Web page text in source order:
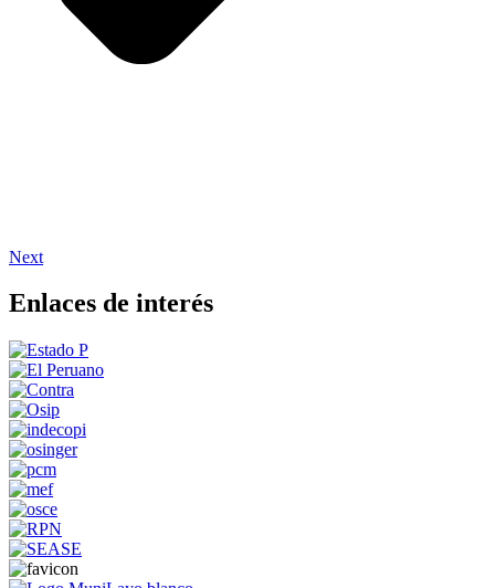
Next
Enlaces de interés